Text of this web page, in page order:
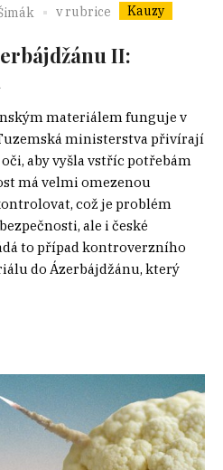
v rubrice Kauzy
II:
materiálem funguje v
ministerstva přivírají
aby vyšla vstříc potřebám
má velmi omezenou
což je problém
ale i české
to případ kontroverzního
do Ázerbájdžánu, který